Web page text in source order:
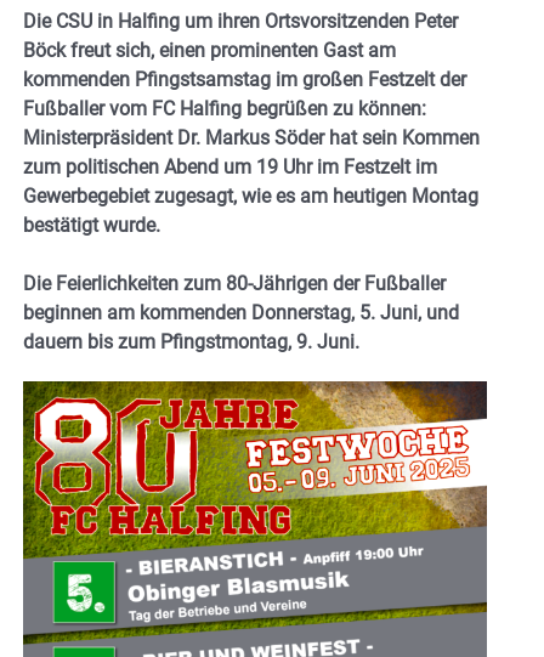
Die CSU in Halfing um ihren Ortsvorsitzenden Peter
Böck freut sich, einen prominenten Gast am
kommenden Pfingstsamstag im großen Festzelt der
Fußballer vom FC Halfing begrüßen zu können:
Ministerpräsident Dr. Markus Söder hat sein Kommen
zum politischen Abend um 19 Uhr im Festzelt im
Gewerbegebiet zugesagt, wie es am heutigen Montag
bestätigt wurde.
Die Feierlichkeiten zum 80-Jährigen der Fußballer
beginnen am kommenden Donnerstag, 5. Juni, und
dauern bis zum Pfingstmontag, 9. Juni.